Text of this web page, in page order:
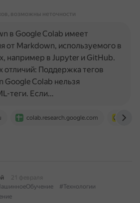
возможны неточности
colab.research.google.com
в Google Colab имеет
от Markdown, используемого в
например в Jupyter и GitHub.
отличий: Поддержка тегов
Google Colab нельзя
теги. Если…
21 февраля
#Технологии